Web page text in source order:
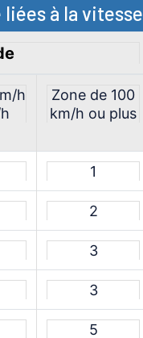
à la vitesse
h
Zone de 100
km/h ou plus
1
2
3
3
5